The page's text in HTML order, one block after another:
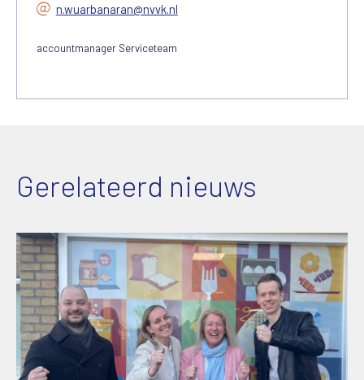
n.wuarbanaran@nvvk.nl
accountmanager Serviceteam
Gerelateerd nieuws